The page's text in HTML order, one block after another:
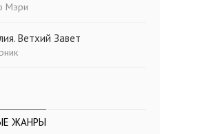
Мэри
Ветхий Завет
ЖАНРЫ